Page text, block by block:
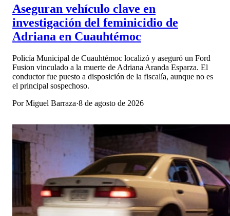
Aseguran vehículo clave en
investigación del feminicidio de
Adriana en Cuauhtémoc
Policía Municipal de Cuauhtémoc localizó y aseguró un Ford
Fusion vinculado a la muerte de Adriana Aranda Esparza. El
conductor fue puesto a disposición de la fiscalía, aunque no es
el principal sospechoso.
PorMiguel Barraza·8 de agosto de 2026